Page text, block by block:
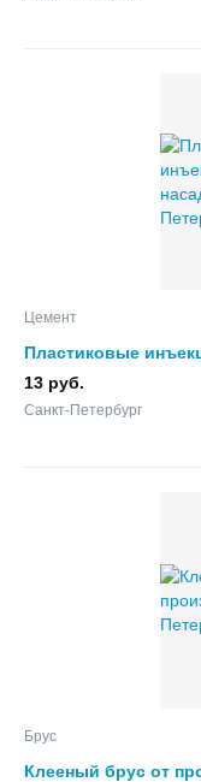
Цемент
Пластиковые
оптoм
13 руб.
Санкт-Петербург
Брус
Клееный брус от